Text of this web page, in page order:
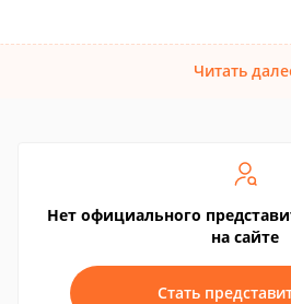
Читать
Нет официального
на сайте
Стать